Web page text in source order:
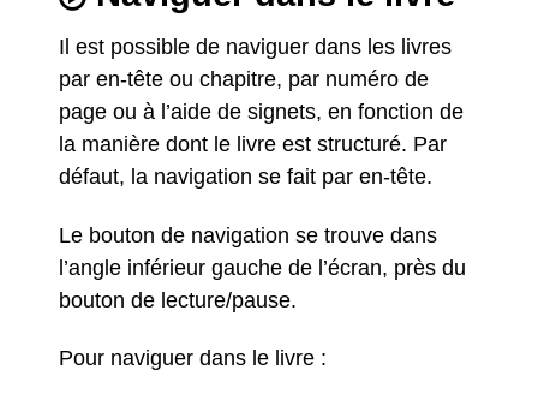
Il est possible de naviguer dans les livres
par en-tête ou chapitre, par numéro de
page ou à l’aide de signets, en fonction de
la manière dont le livre est structuré. Par
défaut, la navigation se fait par en-tête.
Le bouton de navigation se trouve dans
l’angle inférieur gauche de l’écran, près du
bouton de lecture/pause.
Pour naviguer dans le livre :